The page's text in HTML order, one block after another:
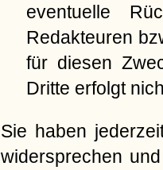
eventuelle
Redakteuren
für diesen
Dritte erfolgt
Sie haben
widersprechen